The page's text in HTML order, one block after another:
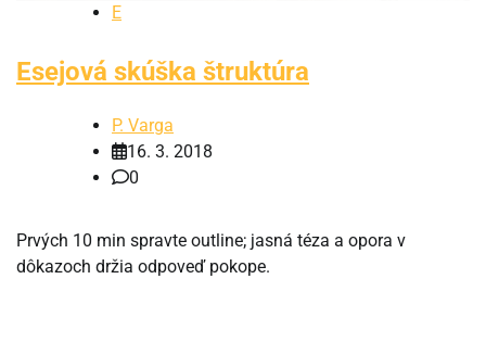
E
Esejová skúška štruktúra
P. Varga
16. 3. 2018
0
Prvých 10 min spravte outline; jasná téza a opora v
dôkazoch držia odpoveď pokope.